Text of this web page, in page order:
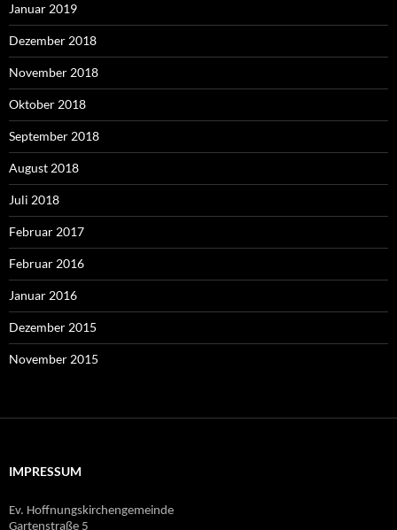
Januar 2019
Dezember 2018
November 2018
Oktober 2018
September 2018
August 2018
Juli 2018
Februar 2017
Februar 2016
Januar 2016
Dezember 2015
November 2015
IMPRESSUM
Ev. Hoffnungskirchengemeinde
Gartenstraße 5